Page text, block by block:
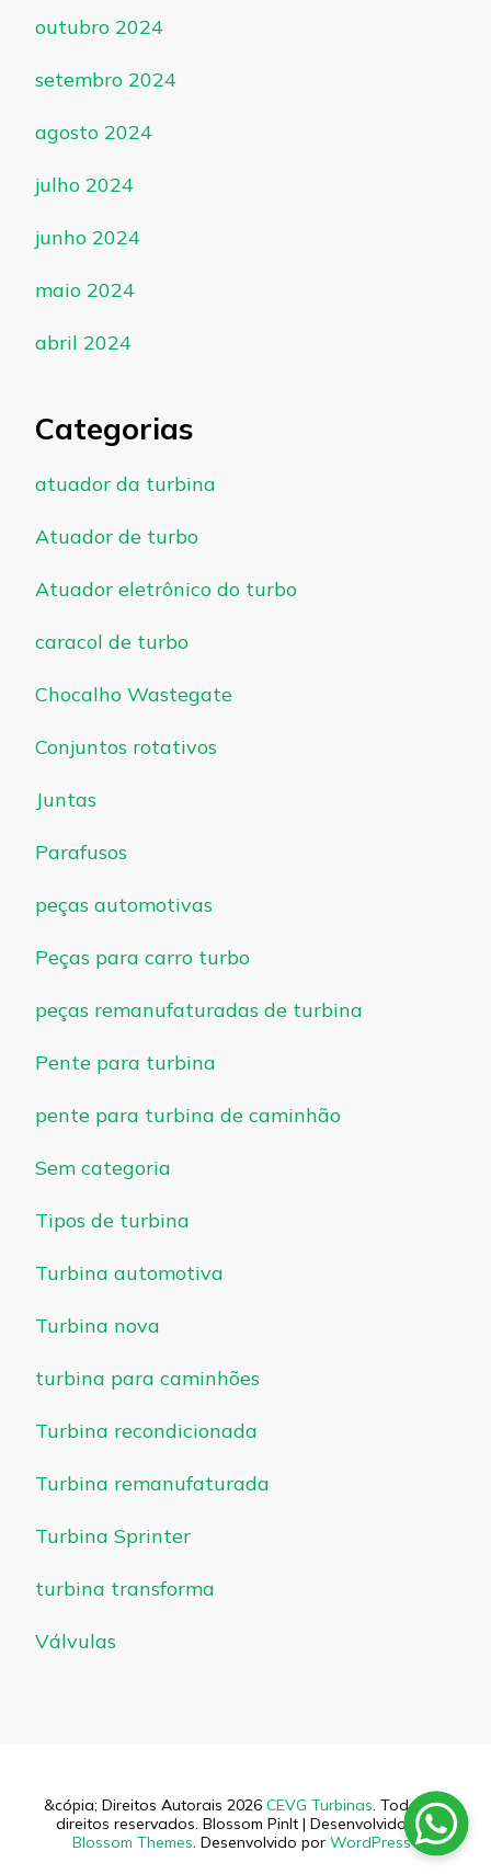
outubro 2024
setembro 2024
agosto 2024
julho 2024
junho 2024
maio 2024
abril 2024
Categorias
atuador da turbina
Atuador de turbo
Atuador eletrônico do turbo
caracol de turbo
Chocalho Wastegate
Conjuntos rotativos
Juntas
Parafusos
peças automotivas
Peças para carro turbo
peças remanufaturadas de turbina
Pente para turbina
pente para turbina de caminhão
Sem categoria
Tipos de turbina
Turbina automotiva
Turbina nova
turbina para caminhões
Turbina recondicionada
Turbina remanufaturada
Turbina Sprinter
turbina transforma
Válvulas
&cópia; Direitos Autorais 2026 CEVG Turbinas. Todos os
direitos reservados. Blossom PinIt | Desenvolvido por
Blossom Themes. Desenvolvido por WordPress.